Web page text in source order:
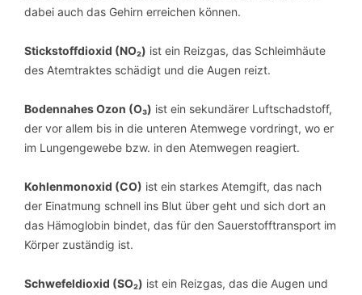
dabei auch das Gehirn erreichen können.
Stickstoffdioxid (NO₂) ist ein Reizgas, das Schleimhäute
des Atemtraktes schädigt und die Augen reizt.
Bodennahes Ozon (O₃) ist ein sekundärer Luftschadstoff,
der vor allem bis in die unteren Atemwege vordringt, wo er
im Lungengewebe bzw. in den Atemwegen reagiert.
Kohlenmonoxid (CO) ist ein starkes Atemgift, das nach
der Einatmung schnell ins Blut über geht und sich dort an
das Hämoglobin bindet, das für den Sauerstofftransport im
Körper zuständig ist.
Schwefeldioxid (SO₂) ist ein Reizgas, das die Augen und